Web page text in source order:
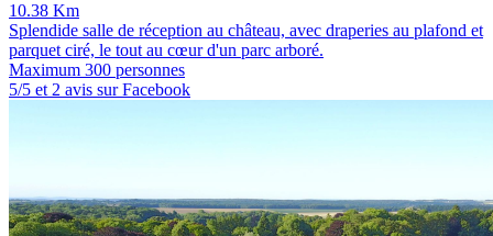
10.38 Km
Splendide salle de réception au château, avec draperies au plafond et
parquet ciré, le tout au cœur d'un parc arboré.
Maximum 300 personnes
5/5 et 2 avis sur Facebook